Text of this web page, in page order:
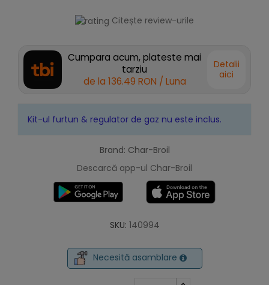
Citește review-urile
Cumpara acum, plateste mai
tarziu
de la 136.49 RON / Luna
Detalii
aici
Kit-ul furtun & regulator de gaz nu este inclus.
Brand: Char-Broil
Descarcă app-ul Char-Broil
SKU: 140994
Necesită asamblare